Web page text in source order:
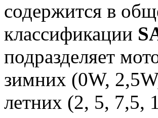
содержится в
классификации
подразделяет
зимних (0W,
летних (2, 5, 7,5,